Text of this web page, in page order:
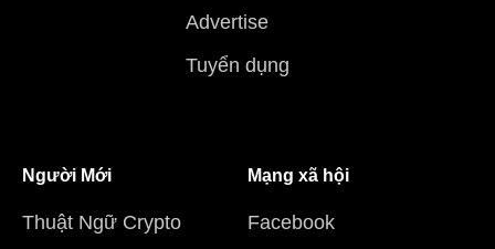
Advertise
Tuyển dụng
Người Mới
Thuật Ngữ Crypto
Mạng xã hội
Facebook